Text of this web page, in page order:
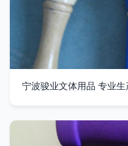
宁波骏业文体用品 专业